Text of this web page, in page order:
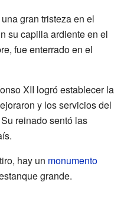
gran tristeza en el
su capilla ardiente en el
fue enterrado en el
XII logró establecer la
y los servicios del
reinado sentó las
hay un monumento
grande.